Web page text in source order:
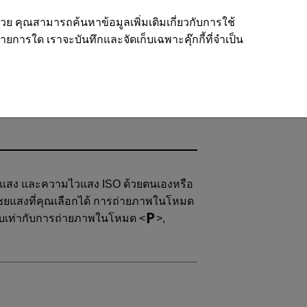
ง และความไวแสง ISO ด้วยตนเองหรือ
ยแสงที่คุณเลือกได้ การถ่ายภาพในโหมด
ท่ากับการถ่ายภาพในโหมด
,
ย คุณสามารถค้นหาข้อมูลเพิ่มเติมเกี่ยวกับการใช้
ยการใด เราจะบันทึกและจัดเก็บเฉพาะคุ๊กกี้ที่จำเป็น